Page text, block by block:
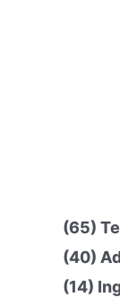
(65)
(40)
(14)